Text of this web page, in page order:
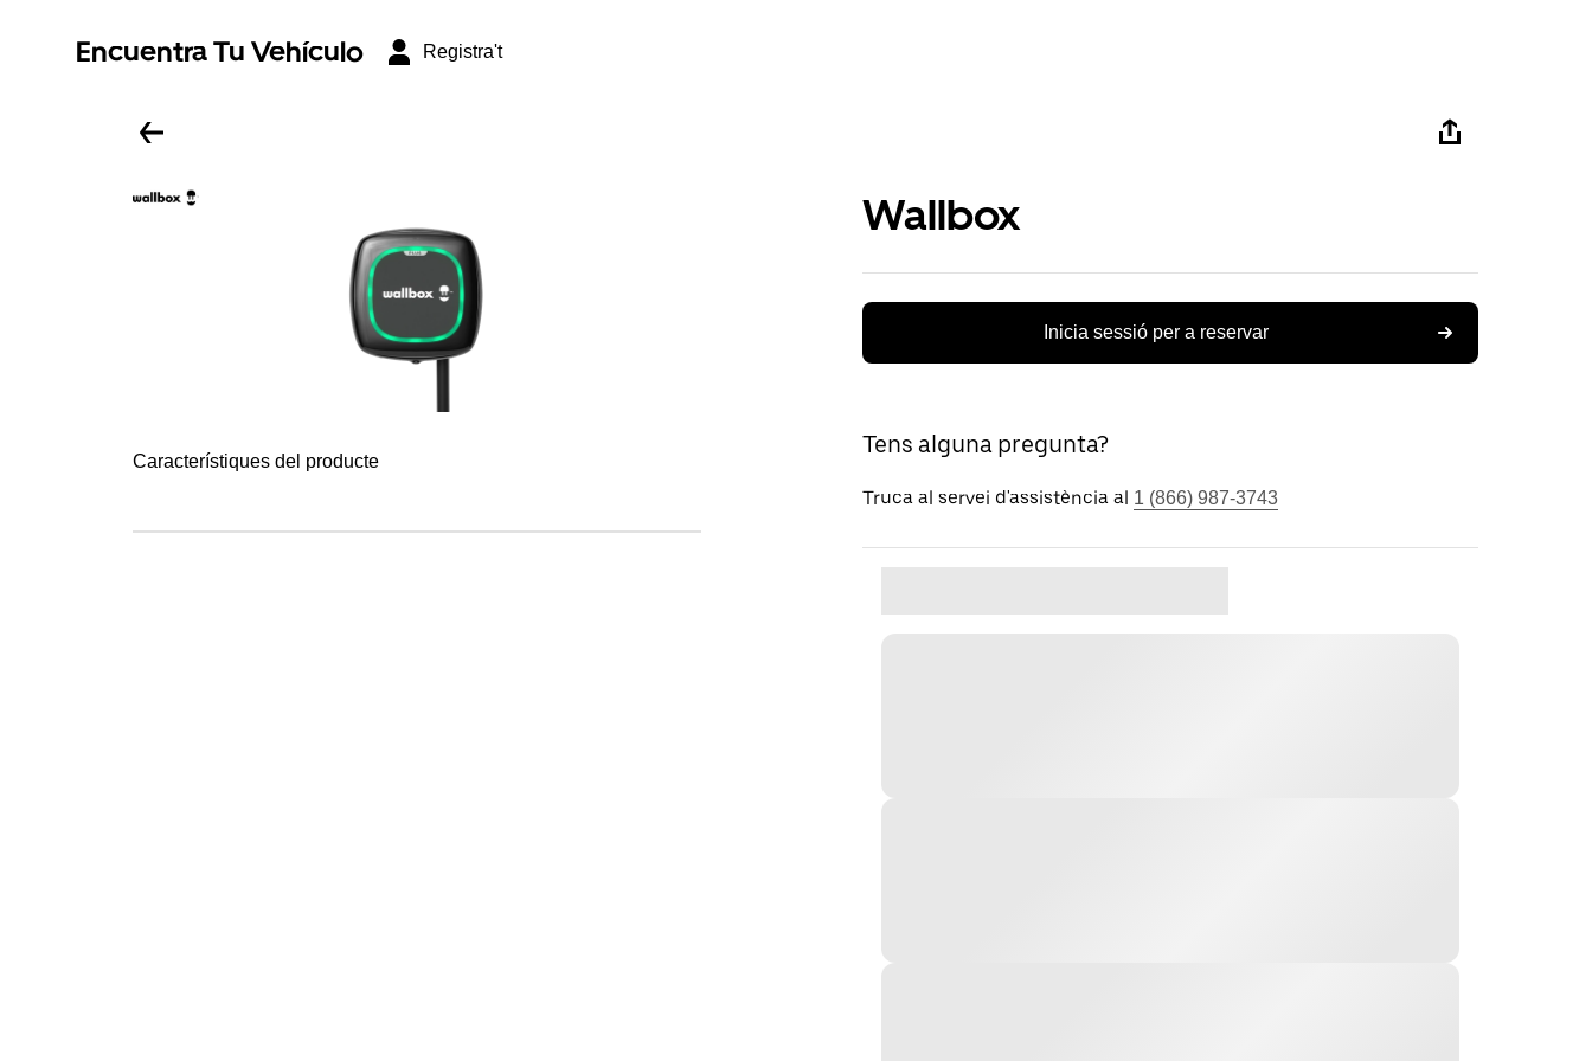
Encuentra Tu Vehículo Registra't
Característiques del producte
Wallbox
Inicia sessió per a reservar
Tens alguna pregunta?
Truca al servei d'assistència al 1 (866) 987-3743